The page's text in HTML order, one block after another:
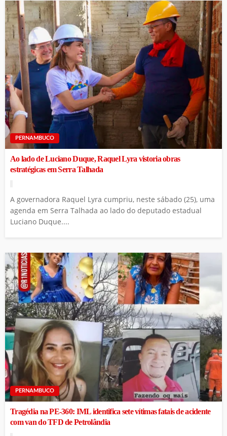
PERNAMBUCO
Ao lado de Luciano Duque, Raquel Lyra vistoria obras
estratégicas em Serra Talhada
A governadora Raquel Lyra cumpriu, neste sábado (25), uma
agenda em Serra Talhada ao lado do deputado estadual
Luciano Duque....
PERNAMBUCO
Tragédia na PE-360: IML identifica sete vítimas fatais de acidente
com van do TFD de Petrolândia